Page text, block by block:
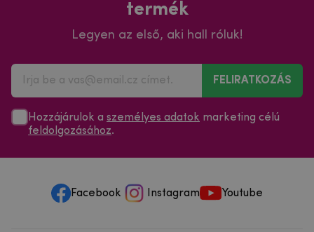
termék
Legyen az első, aki hall róluk!
FELIRATKOZÁS
Hozzájárulok a személyes adatok marketing célú
feldolgozásához.
Facebook Instagram Youtube